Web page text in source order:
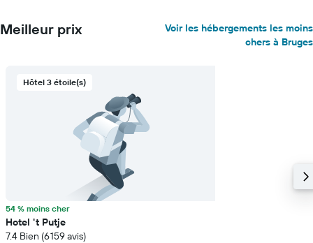
Meilleur prix
Voir les hébergements les moins
chers à Bruges
Hôtel 3 étoile(s)
54 % moins cher
Hotel 't Putje
7.4 Bien (6 159 avis)